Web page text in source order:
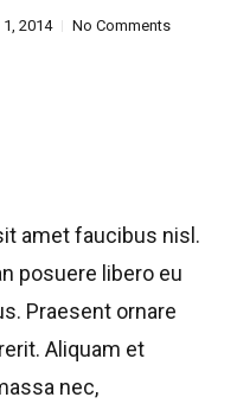
2014 No Comments
amet faucibus nisl.
posuere libero eu
Praesent ornare
Aliquam et
nec,